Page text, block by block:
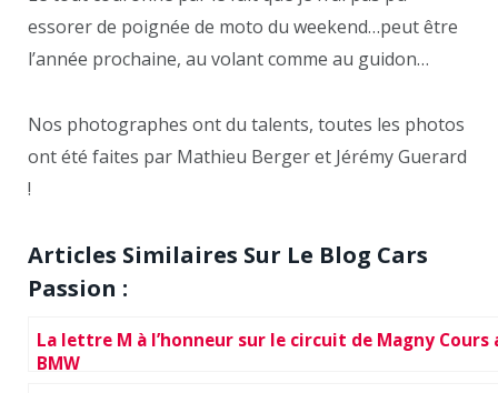
essorer de poignée de moto du weekend…peut être
l’année prochaine, au volant comme au guidon…
Nos photographes ont du talents, toutes les photos
ont été faites par Mathieu Berger et Jérémy Guerard
!
Articles Similaires Sur Le Blog Cars
Passion :
La lettre M à l’honneur sur le circuit de Magny Cours
BMW